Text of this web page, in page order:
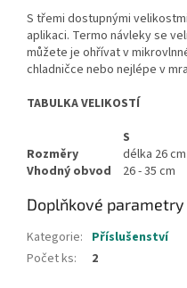
S třemi dostupnými
aplikaci. Termo návleky se
můžete je ohřívat v
chladničce nebo nejlépe v
TABULKA VELIKOSTÍ
S
Rozměry
délka 26
Vhodný obvod
26 - 35 cm
Doplňkové parametry
Kategorie: Příslušenství
Počet ks: 2